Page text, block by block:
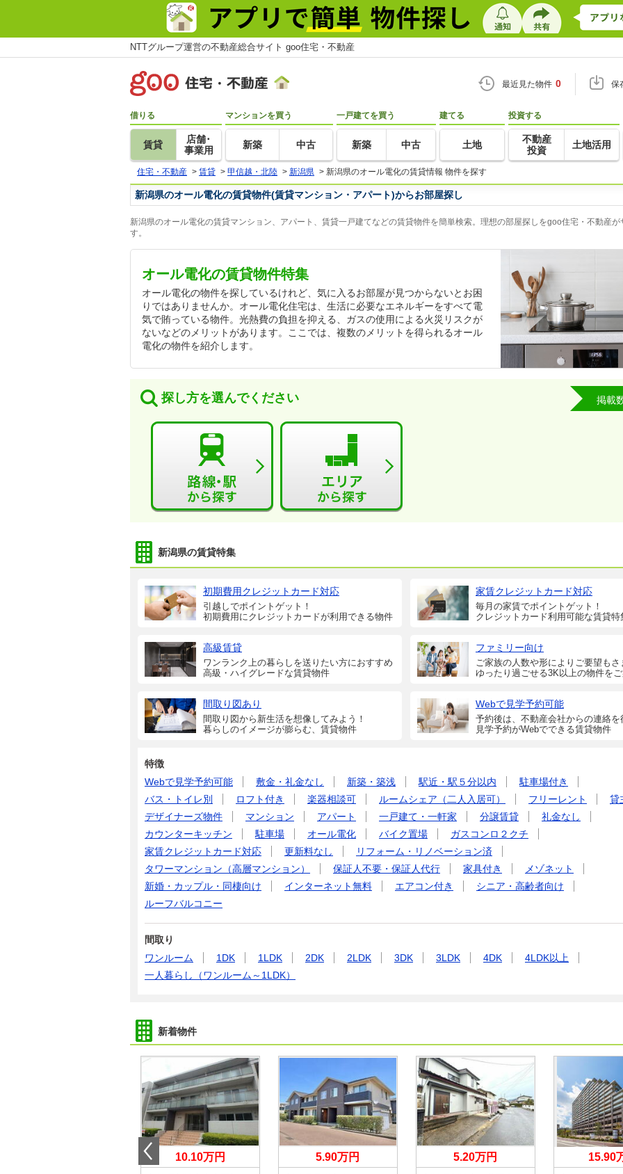
NTTグループ運営の不動産総合サイト goo住宅・不動産
最近見た物件 0 保
借りる
賃貸
店舗･
事業用
マンションを買う
新築 中古
一戸建てを買う
新築 中古
建てる
土地
投資する
不動産
投資
土地活用
住宅・不動産 > 賃貸 > 甲信越・北陸 > 新潟県 > 新潟県のオール電化の賃貸情報 物件を探す
新潟県のオール電化の賃貸物件(賃貸マンション・アパート)からお部屋探し
新潟県のオール電化の賃貸マンション、アパート、賃貸一戸建てなどの賃貸物件を簡単検索。理想の部屋探しをgoo住宅・不動産が
す。
オール電化の賃貸物件特集
オール電化の物件を探しているけれど、気に入るお部屋が見つからないとお困
りではありませんか。オール電化住宅は、生活に必要なエネルギーをすべて電
気で賄っている物件。光熱費の負担を抑える、ガスの使用による火災リスクが
ないなどのメリットがあります。ここでは、複数のメリットを得られるオール
電化の物件を紹介します。
探し方を選んでください 掲載
新潟県の賃貸特集
初期費用クレジットカード対応
引越しでポイントゲット！
初期費用にクレジットカードが利用できる物件
家賃クレジットカード対応
毎月の家賃でポイントゲット！
クレジットカード利用可能な賃貸特
高級賃貸
ワンランク上の暮らしを送りたい方におすすめ
高級・ハイグレードな賃貸物件
ファミリー向け
ご家族の人数や形によりご要望もさ
ゆったり過ごせる3K以上の物件を
間取り図あり
間取り図から新生活を想像してみよう！
暮らしのイメージが膨らむ、賃貸物件
Webで見学予約可能
予約後は、不動産会社からの連絡を
見学予約がWebでできる賃貸物件
特徴
Webで見学予約可能
敷金・礼金なし 新築・築浅 駅近・駅５分以内
駐車場付き
バス・トイレ別
ロフト付き 楽器相談可 ルームシェア（二人入居可） フリーレント
貸
デザイナーズ物件
マンション アパート 一戸建て・一軒家 分譲賃貸
礼金なし
カウンターキッチン
駐車場 オール電化 バイク置場
ガスコンロ２クチ
家賃クレジットカード対応
更新料なし
リフォーム・リノベーション済
タワーマンション（高層マンション）
保証人不要・保証人代行 家具付き
メゾネット
新婚・カップル・同棲向け
インターネット無料 エアコン付き
シニア・高齢者向け
ルーフバルコニー
間取り
ワンルーム
1DK 1LDK 2DK 2LDK 3DK 3LDK 4DK
4LDK以上
一人暮らし（ワンルーム～1LDK）
新着物件
10.10万円 5.90万円 5.20万円 15.90